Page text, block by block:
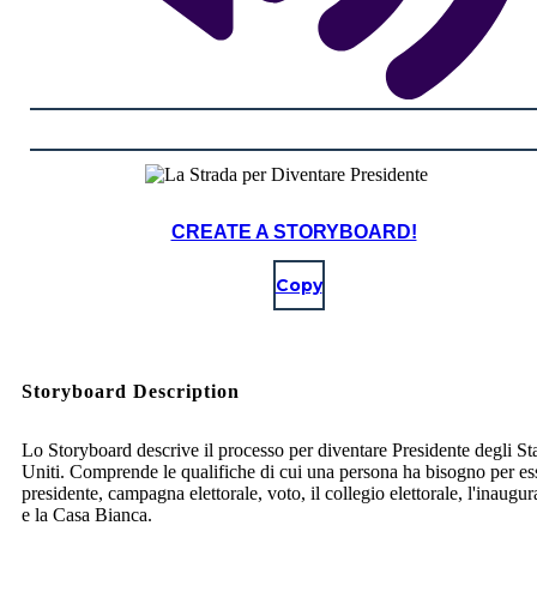
CREATE A STORYBOARD!
Copy
Storyboard Description
Lo Storyboard descrive il processo per diventare Presidente degli
Uniti. Comprende le qualifiche di cui una persona ha bisogno per
presidente, campagna elettorale, voto, il collegio elettorale,
e la Casa Bianca.